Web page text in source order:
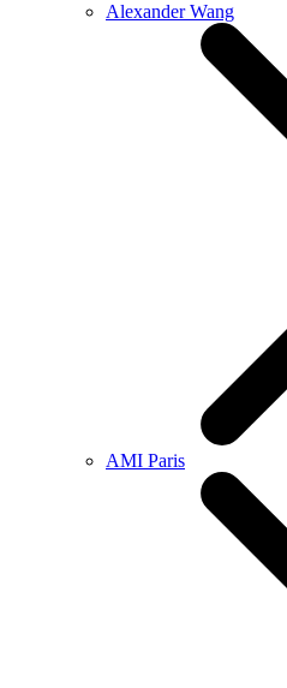
Alexander Wang
AMI Paris